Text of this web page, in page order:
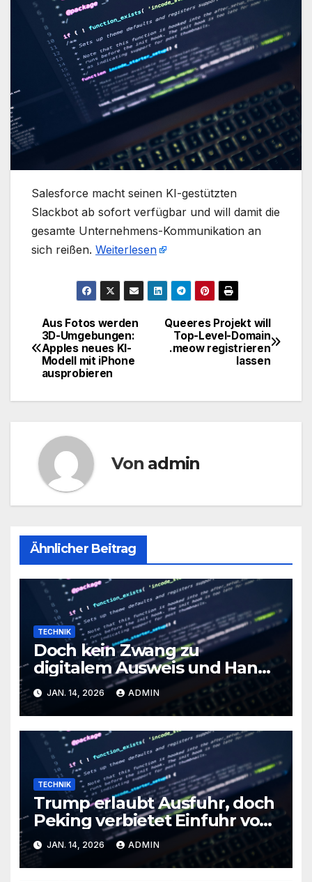
​Salesforce macht seinen KI-gestützten
Slackbot ab sofort verfügbar und will damit die
gesamte Unternehmens-Kommunikation an
sich reißen. Weiterlesen
Beitragsnavigation
Queeres Projekt will
Top-Level-Domain
.meow registrieren
lassen
Aus Fotos werden
3D-Umgebungen:
Apples neues KI-
Modell mit iPhone
ausprobieren
Von admin
Ähnlicher Beitrag
TECHNIK
Doch kein Zwang zu
digitalem Ausweis und Handy
im Vereinigten Königreich
JAN. 14, 2026 ADMIN
TECHNIK
Trump erlaubt Ausfuhr, doch
Peking verbietet Einfuhr von
Nvidias H200-Chips
JAN. 14, 2026 ADMIN